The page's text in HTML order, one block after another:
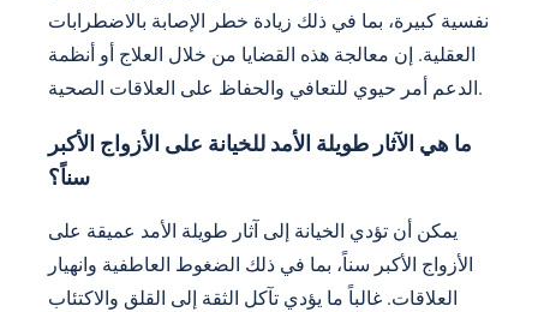
نفسية كبيرة، بما في ذلك زيادة خطر الإصابة بالاضطرابات
العقلية. إن معالجة هذه القضايا من خلال العلاج أو أنظمة
الدعم أمر حيوي للتعافي والحفاظ على العلاقات الصحية.
ما هي الآثار طويلة الأمد للخيانة على الأزواج الأكبر
سناً؟
يمكن أن تؤدي الخيانة إلى آثار طويلة الأمد عميقة على
الأزواج الأكبر سناً، بما في ذلك الضغوط العاطفية وانهيار
العلاقات. غالباً ما يؤدي تآكل الثقة إلى القلق والاكتئاب